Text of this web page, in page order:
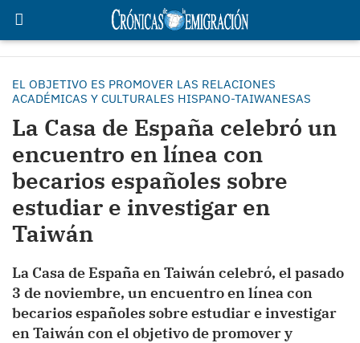
EL OBJETIVO ES PROMOVER LAS RELACIONES
ACADÉMICAS Y CULTURALES HISPANO-TAIWANESAS
La Casa de España celebró un
encuentro en línea con
becarios españoles sobre
estudiar e investigar en
Taiwán
La Casa de España en Taiwán celebró, el pasado
3 de noviembre, un encuentro en línea con
becarios españoles sobre estudiar e investigar
en Taiwán con el objetivo de promover y